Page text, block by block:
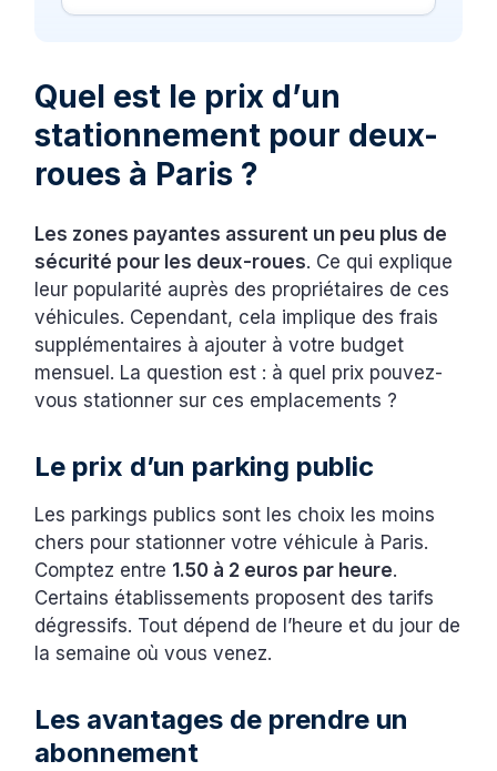
Quel est le prix d’un
stationnement pour deux-
roues à Paris ?
Les zones payantes assurent un peu plus de
sécurité pour les deux-roues. Ce qui explique
leur popularité auprès des propriétaires de ces
véhicules. Cependant, cela implique des frais
supplémentaires à ajouter à votre budget
mensuel. La question est : à quel prix pouvez-
vous stationner sur ces emplacements ?
Le prix d’un parking public
Les parkings publics sont les choix les moins
chers pour stationner votre véhicule à Paris.
Comptez entre 1.50 à 2 euros par heure.
Certains établissements proposent des tarifs
dégressifs. Tout dépend de l’heure et du jour de
la semaine où vous venez.
Les avantages de prendre un
abonnement